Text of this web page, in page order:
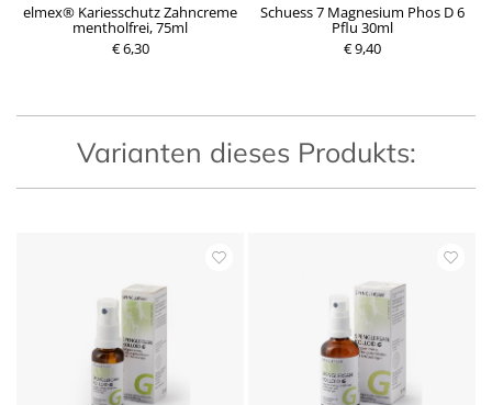
elmex® Kariesschutz Zahncreme
mentholfrei, 75ml
€ 6,30
Schuess 7 Magnesium Phos D 6
Pflu 30ml
€ 9,40
P
Varianten dieses Produkts: